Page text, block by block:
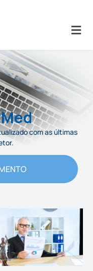
com as últimas